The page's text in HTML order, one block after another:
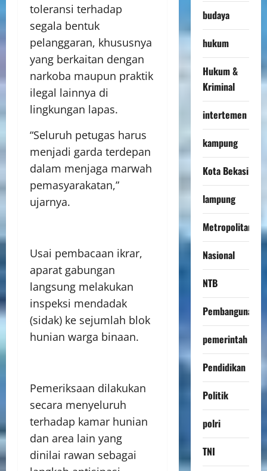
toleransi terhadap
segala bentuk
pelanggaran, khususnya
yang berkaitan dengan
narkoba maupun praktik
ilegal lainnya di
lingkungan lapas.
“Seluruh petugas harus
menjadi garda terdepan
dalam menjaga marwah
pemasyarakatan,”
ujarnya.
Usai pembacaan ikrar,
aparat gabungan
langsung melakukan
inspeksi mendadak
(sidak) ke sejumlah blok
hunian warga binaan.
Pemeriksaan dilakukan
secara menyeluruh
terhadap kamar hunian
dan area lain yang
dinilai rawan sebagai
budaya
hukum
Hukum &
Kriminal
intertemen
kampung
Kota Bekasi
lampung
Metropolitan
Nasional
NTB
Pembangunan
pemerintah
Pendidikan
Politik
polri
TNI